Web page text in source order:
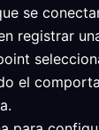
se
registrar
el